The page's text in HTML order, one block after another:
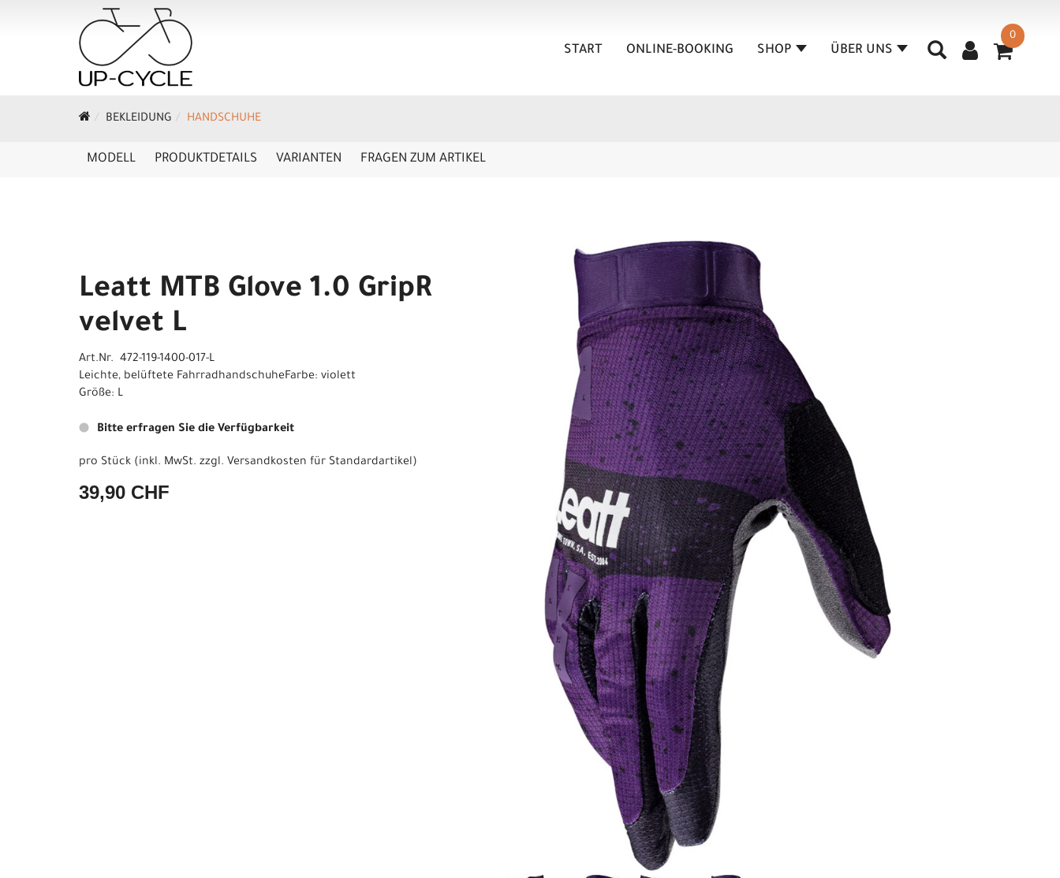
0
START ONLINE-BOOKING SHOP ÜBER UNS
BEKLEIDUNG HANDSCHUHE
MODELL PRODUKTDETAILS VARIANTEN FRAGEN ZUM ARTIKEL
Leatt MTB Glove 1.0 GripR
velvet L
Art.Nr. 472-119-1400-017-L
Leichte, belüftete FahrradhandschuheFarbe: violett
Größe: L
Bitte erfragen Sie die Verfügbarkeit
pro Stück (inkl. MwSt. zzgl. Versandkosten für Standardartikel)
39,90 CHF